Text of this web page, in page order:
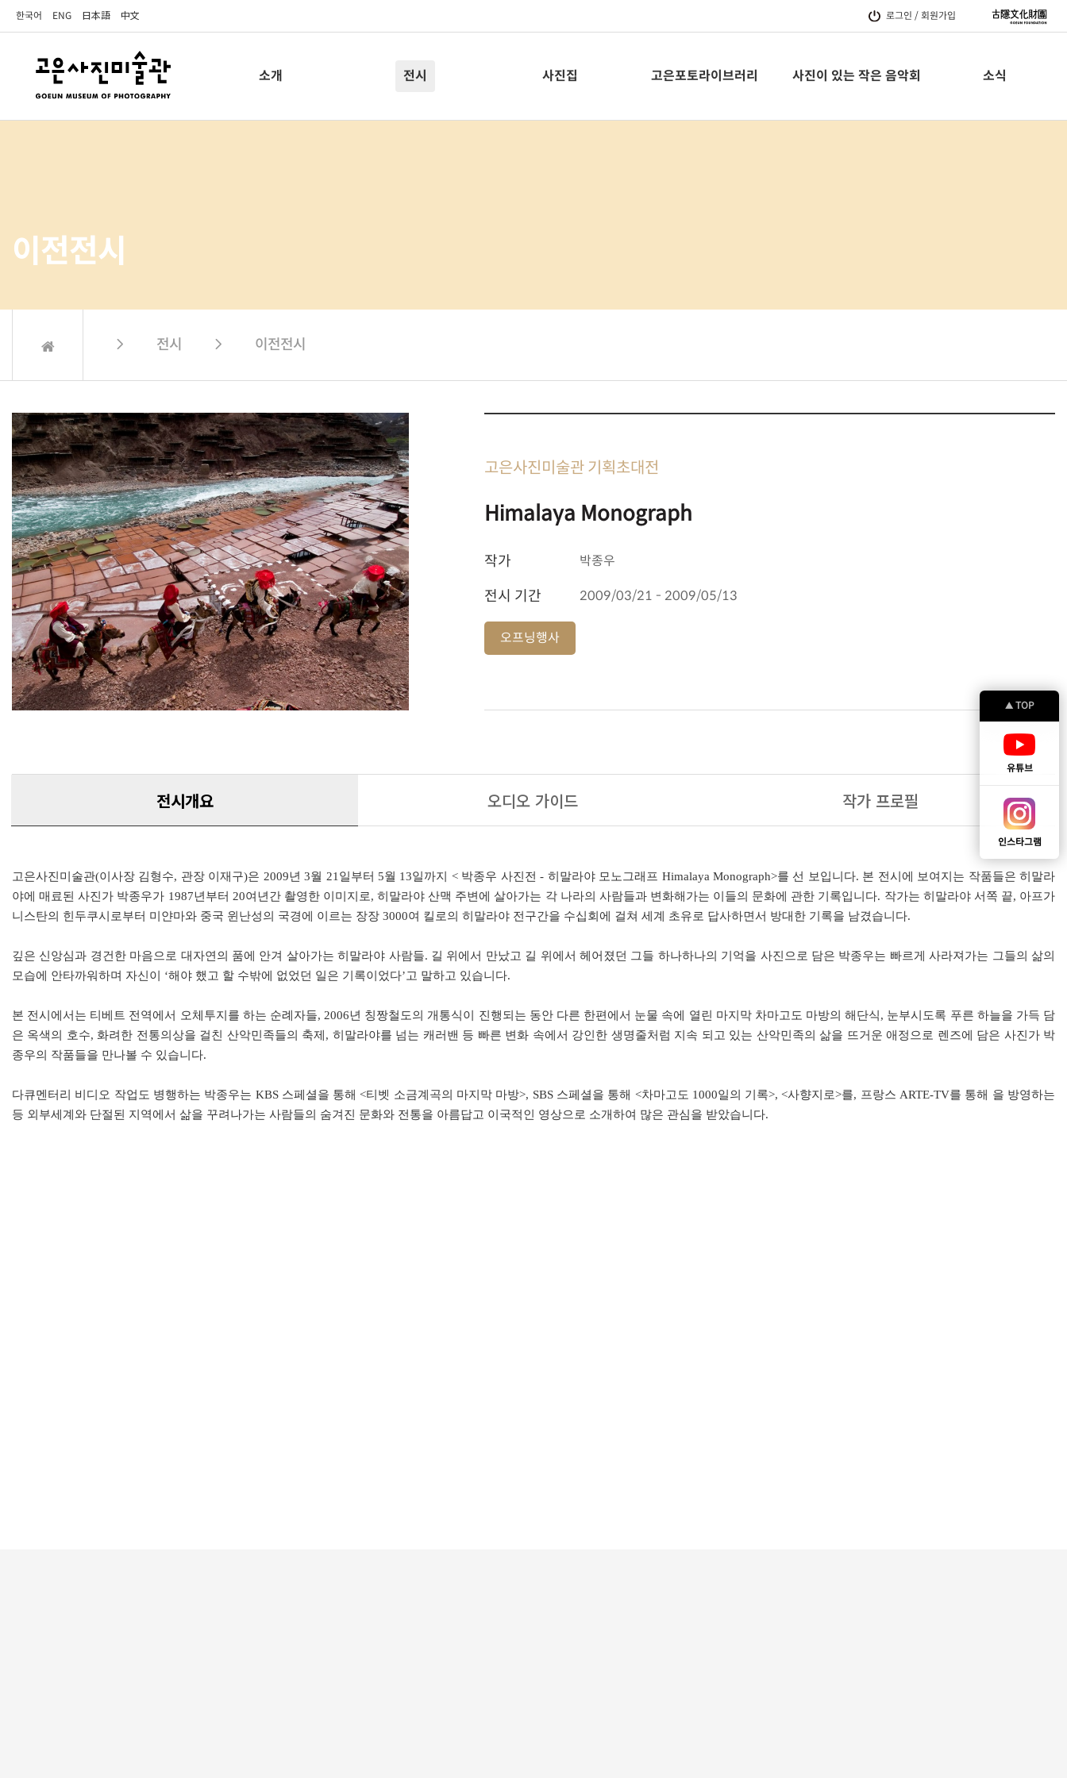
한국어 ENG 日本語 中文 로그인 / 회원가입
소개 전시 사진집 고은포토라이브러리 사진이 있는 작은 음악회 소식
이전전시
 전시  이전전시
고은사진미술관 기획초대전
Himalaya Monograph
작가 박종우
전시 기간 2009/03/21 - 2009/05/13
오프닝행사
전시개요 오디오 가이드 작가 프로필
고은사진미술관(이사장 김형수, 관장 이재구)은 2009년 3월 21일부터 5월 13일까지 < 박종우 사진전 - 히말라야 모노그래프 Himalaya Monograph>를 선 보입니다. 본 전시에 보여지는 작품들은 히말라
야에 매료된 사진가 박종우가 1987년부터 20여년간 촬영한 이미지로, 히말라야 산맥 주변에 살아가는 각 나라의 사람들과 변화해가는 이들의 문화에 관한 기록입니다. 작가는 히말라야 서쪽 끝, 아프가
니스탄의 힌두쿠시로부터 미얀마와 중국 윈난성의 국경에 이르는 장장 3000여 킬로의 히말라야 전구간을 수십회에 걸쳐 세계 초유로 답사하면서 방대한 기록을 남겼습니다.
깊은 신앙심과 경건한 마음으로 대자연의 품에 안겨 살아가는 히말라야 사람들. 길 위에서 만났고 길 위에서 헤어졌던 그들 하나하나의 기억을 사진으로 담은 박종우는 빠르게 사라져가는 그들의 삶의
모습에 안타까워하며 자신이 ‘해야 했고 할 수밖에 없었던 일은 기록이었다’고 말하고 있습니다.
본 전시에서는 티베트 전역에서 오체투지를 하는 순례자들, 2006년 칭짱철도의 개통식이 진행되는 동안 다른 한편에서 눈물 속에 열린 마지막 차마고도 마방의 해단식, 눈부시도록 푸른 하늘을 가득 담
은 옥색의 호수, 화려한 전통의상을 걸친 산악민족들의 축제, 히말라야를 넘는 캐러밴 등 빠른 변화 속에서 강인한 생명줄처럼 지속 되고 있는 산악민족의 삶을 뜨거운 애정으로 렌즈에 담은 사진가 박
종우의 작품들을 만나볼 수 있습니다.
다큐멘터리 비디오 작업도 병행하는 박종우는 KBS 스페셜을 통해 <티벳 소금계곡의 마지막 마방>, SBS 스페셜을 통해 <차마고도 1000일의 기록>, <사향지로>를, 프랑스 ARTE-TV를 통해 을 방영하는
등 외부세계와 단절된 지역에서 삶을 꾸려나가는 사람들의 숨겨진 문화와 전통을 아름답고 이국적인 영상으로 소개하여 많은 관심을 받았습니다.
▲TOP
유튜브
인스타그램